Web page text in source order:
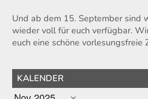
Und ab dem 15. September sind
wieder voll für euch verfügbar.
euch eine schöne vorlesungsfreie
KALENDER